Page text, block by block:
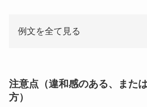
例文を全て見る
注意点（違和感のある、また
方）